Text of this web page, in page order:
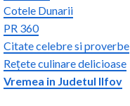
Cotele Dunarii
PR 360
Citate celebre si proverbe
Rețete culinare delicioase
Vremea in Judetul Ilfov